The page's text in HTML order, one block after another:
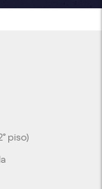
piso)